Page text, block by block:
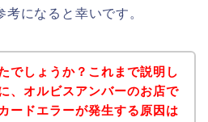
になると幸いです。
でしょうか？これまで説明し
、オルビスアンバーのお店で
ードエラーが発生する原因は